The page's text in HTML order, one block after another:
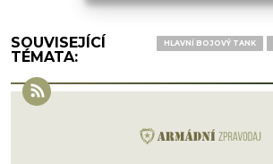
SOUVISEJÍCÍ
TÉMATA:
HLAVNÍ BOJOVÝ TANK